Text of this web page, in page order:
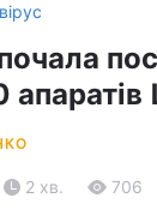
2 хв. 706